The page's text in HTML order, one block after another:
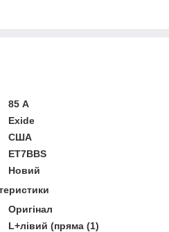
85 А
Exide
США
ET7BBS
Новий
Оригінал
L+лівий (пряма (1)